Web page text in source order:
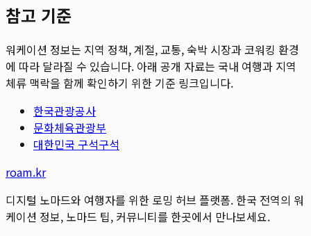
참고 기준
워케이션 정보는 지역 정책, 계절, 교통, 숙박 시장과 코워킹 환경
에 따라 달라질 수 있습니다. 아래 공개 자료는 국내 여행과 지역
체류 맥락을 함께 확인하기 위한 기준 링크입니다.
한국관광공사
문화체육관광부
대한민국 구석구석
roam.kr
디지털 노마드와 여행자를 위한 로밍 허브 플랫폼. 한국 전역의 워
케이션 정보, 노마드 팁, 커뮤니티를 한곳에서 만나보세요.